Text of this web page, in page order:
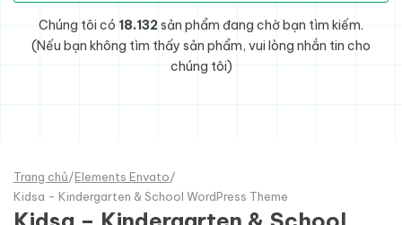
Chúng tôi có 18.132sản phẩm đang chờ bạn tìm kiếm.
(Nếu bạn không tìm thấy sản phẩm, vui lòng nhắn tin cho
chúng tôi)
Trang chủ/Elements Envato/
Kidsa - Kindergarten & School WordPress Theme